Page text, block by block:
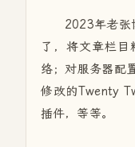
2023年老张
了，将文章栏
络；对服务器配
修改的Twenty
插件，等等。